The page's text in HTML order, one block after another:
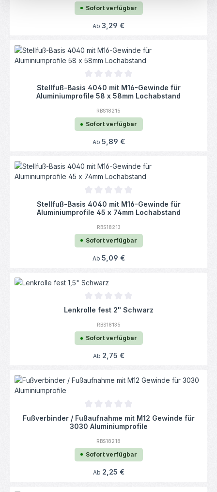
Sofort verfügbar
Regulärer Preis:
Ab 3,29 €
Durchschnittliche Bewertung von 0 von
Stellfuß-Basis 4040 mit M16-Gewinde für
Aluminiumprofile 58 x 58mm Lochabstand
RBS18215
Sofort verfügbar
Regulärer Preis:
Ab 5,89 €
Durchschnittliche Bewertung von 0 von
Stellfuß-Basis 4040 mit M16-Gewinde für
Aluminiumprofile 45 x 74mm Lochabstand
RBS18213
Sofort verfügbar
Regulärer Preis:
Ab 5,09 €
Durchschnittliche Bewertung von 0 von
Lenkrolle fest 2" Schwarz
RBS18135
Sofort verfügbar
Regulärer Preis:
Ab 2,75 €
Durchschnittliche Bewertung von 0 von
Fußverbinder / Fußaufnahme mit M12 Gewinde für
3030 Aluminiumprofile
RBS18218
Sofort verfügbar
Regulärer Preis:
Ab 2,25 €